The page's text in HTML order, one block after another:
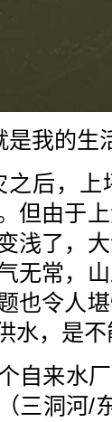
是我的生
后，上
但由于
浅了，
无常，
也令人
水，是
来水厂
三洞河/